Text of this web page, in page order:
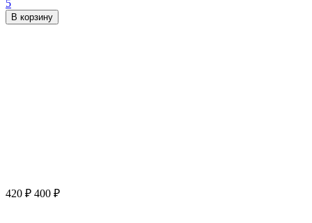
5
В корзину
420 ₽ 400 ₽